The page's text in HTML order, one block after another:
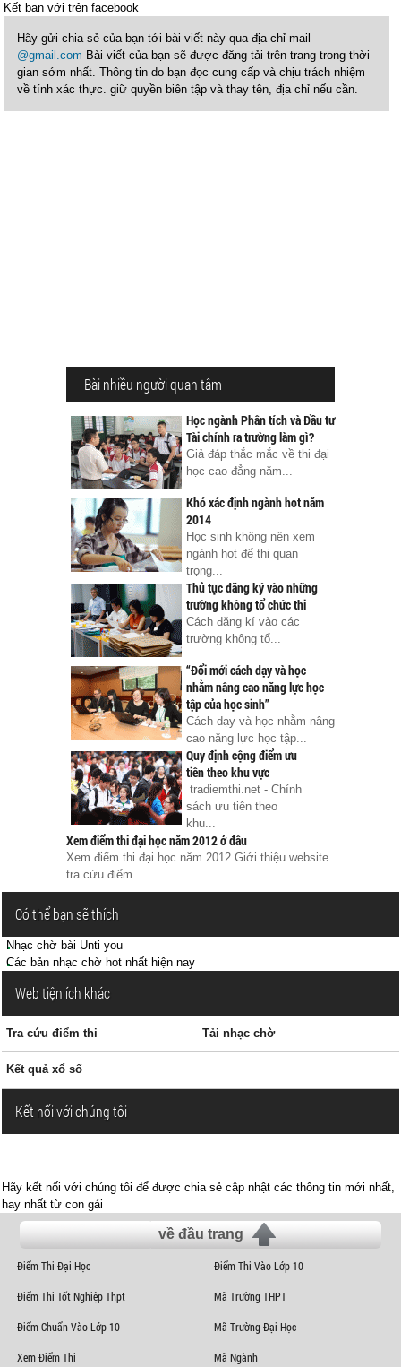
Kết bạn vớitrên facebook
Hãy gửi chia sẻ của bạn tới bài viết này qua địa chỉ mail
@gmail.com Bài viết của bạn sẽ được đăng tải trên trang trong thời
gian sớm nhất. Thông tin do bạn đọc cung cấp và chịu trách nhiệm
về tính xác thực. giữ quyền biên tập và thay tên, địa chỉ nếu cần.
Bài nhiều người quan tâm
Học ngành Phân tích và Đầu tư
Tài chính ra trường làm gì?
Giả đáp thắc mắc về thi đại
học cao đẳng năm...
Khó xác định ngành hot năm
2014
Học sinh không nên xem
ngành hot để thi quan
trọng...
Thủ tục đăng ký vào những
trường không tổ chức thi
Cách đăng kí vào các
trường không tổ...
“Đổi mới cách dạy và học
nhằm nâng cao năng lực học
tập của học sinh”
Cách dạy và học nhằm nâng
cao năng lực học tập...
Quy định cộng điểm ưu
tiên theo khu vực
tradiemthi.net - Chính
sách ưu tiên theo
khu...
Xem điểm thi đại học năm 2012 ở đâu
Xem điểm thi đại học năm 2012 Giới thiệu website
tra cứu điểm...
Có thể bạn sẽ thích
Nhạc chờ bài Unti you
Các bản nhạc chờ hot nhất hiện nay
Web tiện ích khác
Tra cứu điểm thi Tải nhạc chờ
Kết quả xổ số
Kết nối với chúng tôi
Hãy kết nối với chúng tôi để được chia sẻ cập nhật các thông tin mới nhất,
hay nhất từ con gái
về đầu trang
Điểm Thi Đại Học Điểm Thi Vào Lớp 10
Điểm Thi Tốt Nghiệp Thpt Mã Trường THPT
Điểm Chuẩn Vào Lớp 10 Mã Trường Đại Học
Xem Điểm Thi Mã Ngành